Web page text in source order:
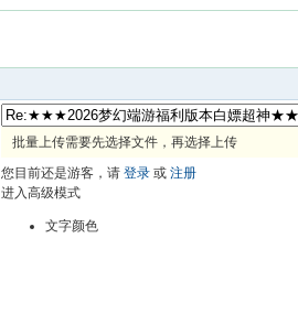
批量上传需要先选择文件，再选择上传
您目前还是游客，请 登录 或 注册
进入高级模式
文字颜色